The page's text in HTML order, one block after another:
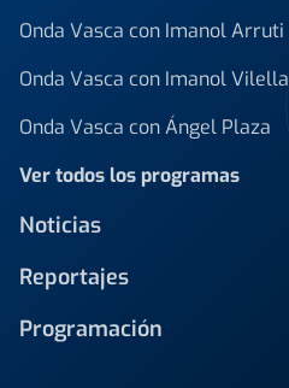
Onda Vasca con Imanol Arruti
Onda Vasca con Imanol Vilella
Onda Vasca con Ángel Plaza
Ver todos los programas
Noticias
Reportajes
Programación